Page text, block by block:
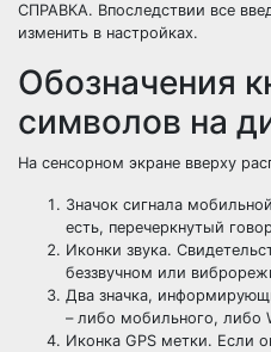
СПРАВКА. Впоследствии все
изменить в настройках.
Обозначения
символов на
На сенсорном экране вверху
Значок сигнала
есть, перечеркнутый
Иконки звука.
беззвучном или
Два значка,
– либо мобильного, либо
Иконка GPS метки. Если